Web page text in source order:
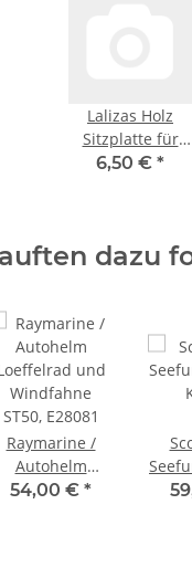
Lalizas Holz
Sitzplatte für
den
6,50 € *
dazu
Raymarine /
Autohelm
Loeffelrad und
54,00 € *